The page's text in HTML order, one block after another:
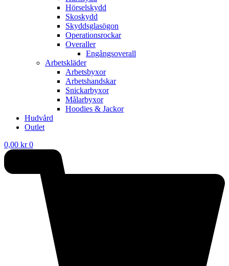
Hörselskydd
Skoskydd
Skyddsglasögon
Operationsrockar
Overaller
Engångsoverall
Arbetskläder
Arbetsbyxor
Arbetshandskar
Snickarbyxor
Målarbyxor
Hoodies & Jackor
Hudvård
Outlet
0,00 kr 0